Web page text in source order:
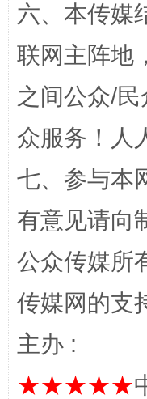
六、本传媒
联网主阵地
之间公众/
众服务！人
七、参与本
有意见请向
公众传媒所
传媒网的支
主办 :
★★★★★